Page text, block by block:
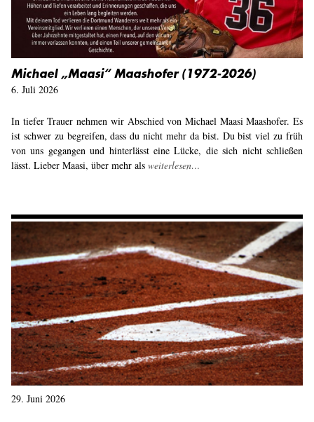
Michael „Maasi“ Maashofer (1972-2026)
6. Juli 2026
In tiefer Trauer nehmen wir Abschied von Michael Maasi Maashofer. Es
ist schwer zu begreifen, dass du nicht mehr da bist. Du bist viel zu früh
von uns gegangen und hinterlässt eine Lücke, die sich nicht schließen
lässt. Lieber Maasi, über mehr als weiterlesen…
29. Juni 2026